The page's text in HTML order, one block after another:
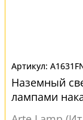
Наземный
лампами